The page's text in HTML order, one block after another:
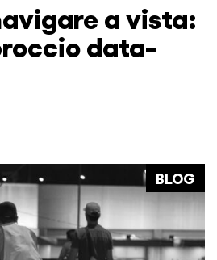
a vista:
data-
BLOG